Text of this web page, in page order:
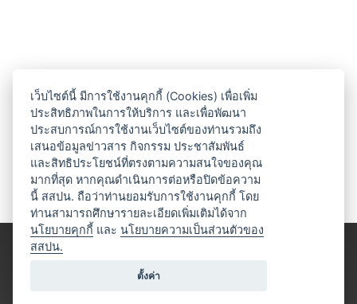
เว็บไซต์นี้ มีการใช้งานคุกกี้ (Cookies) เพื่อเพิ่ม
ประสิทธิภาพในการให้บริการ และเพื่อพัฒนา
ประสบการณ์การใช้งานเว็บไซต์ของท่านรวมถึง
เสนอข้อมูลข่าวสาร กิจกรรม ประชาสัมพันธ์
และสิทธิประโยชน์ที่ตรงตามความสนใจของคุณ
มากที่สุด หากคุณดำเนินการต่อหรือปิดข้อความ
นี้ สสปน. ถือว่าท่านยอมรับการใช้งานคุกกี้ โดย
ท่านสามารถศึกษารายละเอียดเพิ่มเติมได้จาก
นโยบายคุกกี้ และนโยบายความเป็นส่วนตัวของ
สสปน.
ตั้งค่า